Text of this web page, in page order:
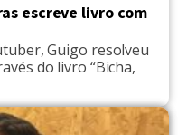
escreve livro com
Guigo resolveu
do livro “Bicha,